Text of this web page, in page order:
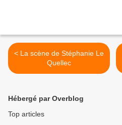
< La scène de Stéphanie Le
Quellec
Hébergé par Overblog
Top articles